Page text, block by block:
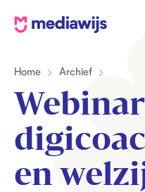
M
w
j
s
Home Archief
Webinar
en